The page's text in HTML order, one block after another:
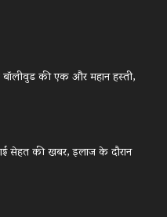
बॉलीवुड की एक और महान हस्ती,
सेहत की खबर, इलाज के दौरान